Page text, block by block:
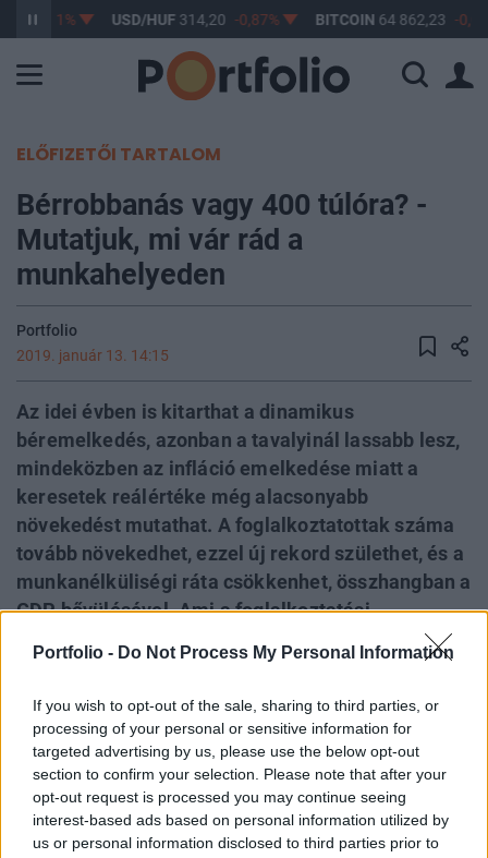
Portfolio - Do Not Process My Personal Information
If you wish to opt-out of the sale, sharing to third parties, or
processing of your personal or sensitive information for
targeted advertising by us, please use the below opt-out
section to confirm your selection. Please note that after your
opt-out request is processed you may continue seeing
interest-based ads based on personal information utilized by
us or personal information disclosed to third parties prior to
-0,61% USD/HUF314,20 -0,87% BITCOIN64 862,23 -
ELŐFIZETŐI TARTALOM
Bérrobbanás vagy 400 túlóra? -
Mutatjuk, mi vár rád a
munkahelyeden
Portfolio
2019. január 13. 14:15
Az idei évben is kitarthat a dinamikus
béremelkedés, azonban a tavalyinál lassabb lesz,
mindeközben az infláció emelkedése miatt a
keresetek reálértéke még alacsonyabb
növekedést mutathat. A foglalkoztatottak száma
tovább növekedhet, ezzel új rekord születhet, és a
munkanélküliségi ráta csökkenhet, összhangban a
GDP bővülésével. Ami a foglalkoztatási
találhatja meg a helyét az elsődleges
munkaerőpiacon, de az nem várható, hogy sokan
hazajönnének külföldről. A munkaerőhiány egyre
nagyobbá válik, ami eltérően érinti az egyes
szektorokat. Ott, ahol jelentős a munkaerőhiány,
több túlórára lehet számítani, amire januártól a
Munka Törvénykönyve is lehetőséget ad.